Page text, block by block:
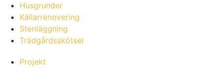
Husgrunder
Källarrenovering
Stenläggning
Trädgårdsskötsel
Projekt